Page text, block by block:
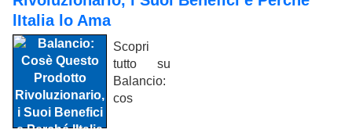
lItalia lo Ama
Scopri
tutto su
Balancio:
cos